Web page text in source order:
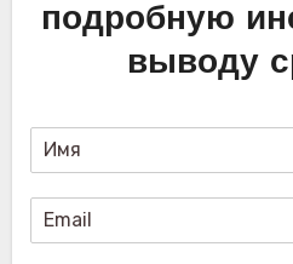
подробную
выводу